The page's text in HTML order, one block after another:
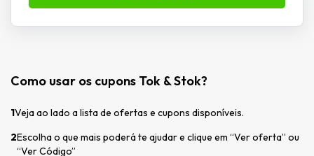
Como usar os cupons Tok & Stok?
1Veja ao lado a lista de ofertas e cupons disponíveis.
2Escolha o que mais poderá te ajudar e clique em “Ver oferta” ou
“Ver Código”